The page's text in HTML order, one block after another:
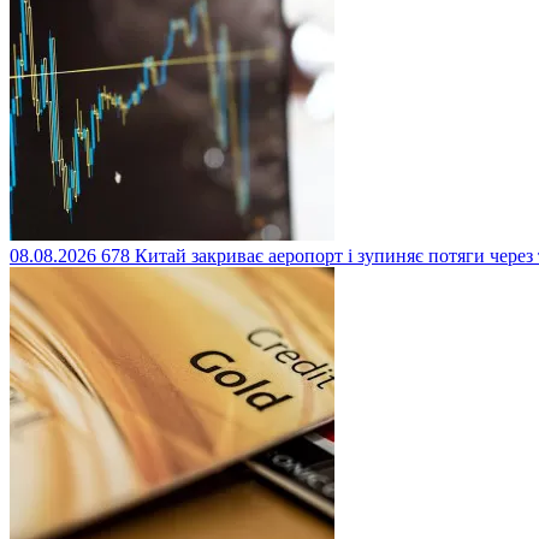
08.08.2026 678 Китай закриває аеропорт і зупиняє потяги